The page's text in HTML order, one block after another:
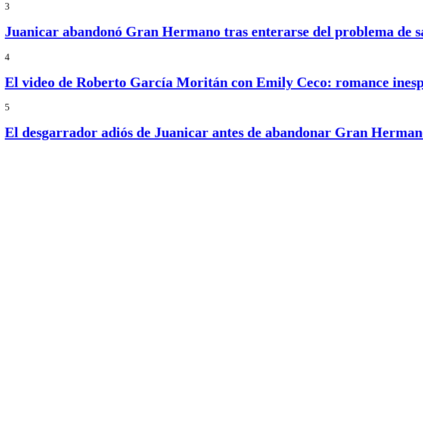
3
Juanicar abandonó Gran Hermano tras enterarse del problema de
4
El video de Roberto García Moritán con Emily Ceco: romance
5
El desgarrador adiós de Juanicar antes de abandonar Gran